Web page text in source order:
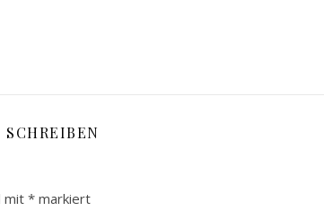
mit * markiert